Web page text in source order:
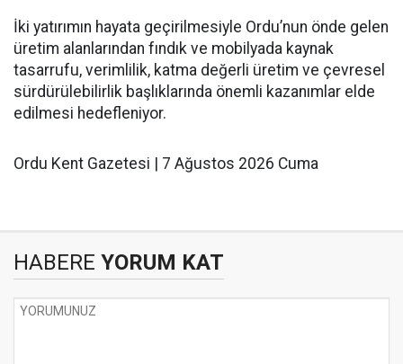
İki yatırımın hayata geçirilmesiyle Ordu’nun önde gelen
üretim alanlarından fındık ve mobilyada kaynak
tasarrufu, verimlilik, katma değerli üretim ve çevresel
sürdürülebilirlik başlıklarında önemli kazanımlar elde
edilmesi hedefleniyor.
Ordu Kent Gazetesi | 7 Ağustos 2026 Cuma
HABERE YORUM KAT